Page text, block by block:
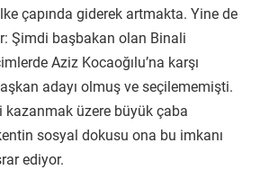
çapında giderek artmakta. Yine de
Şimdi başbakan olan Binali
Aziz Kocaoğılu’na karşı
adayı olmuş ve seçilememişti.
kazanmak üzere büyük çaba
sosyal dokusu ona bu imkanı
ediyor.